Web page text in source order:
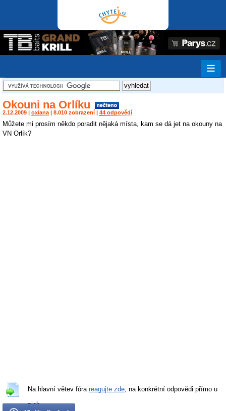
Okouni na Orlíku
2.12.2009 | oxiana | 8.010 zobrazení | 44 odpovědí
Můžete mi prosím někdo poradit nějaká místa, kam se dá jet na okouny na
VN Orlík?
Na hlavní větev fóra reagujte zde, na konkrétní odpovědi přímo u
nich.